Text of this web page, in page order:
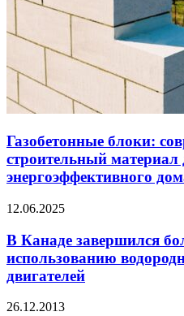
Газобетонные блоки:
строительный
энергоэффективного
12.06.2025
В Канаде завершился
использованию
двигателей
26.12.2013